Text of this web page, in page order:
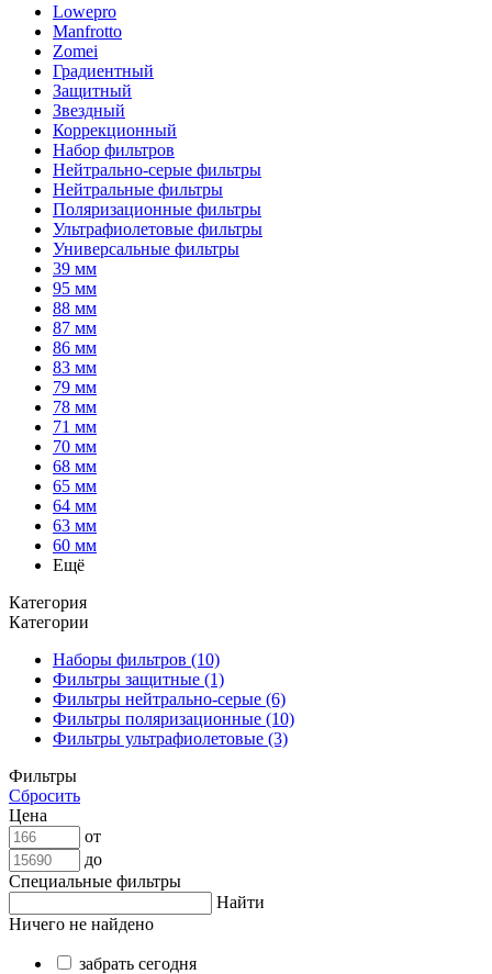
Lowepro
Manfrotto
Zomei
Градиентный
Защитный
Звездный
Коррекционный
Набор фильтров
Нейтрально-серые фильтры
Нейтральные фильтры
Поляризационные фильтры
Ультрафиолетовые фильтры
Универсальные фильтры
39 мм
95 мм
88 мм
87 мм
86 мм
83 мм
79 мм
78 мм
71 мм
70 мм
68 мм
65 мм
64 мм
63 мм
60 мм
Ещё
Категория
Категории
Наборы фильтров (10)
Фильтры защитные (1)
Фильтры нейтрально-серые (6)
Фильтры поляризационные (10)
Фильтры ультрафиолетовые (3)
Фильтры
Сбросить
Цена
от
до
Специальные фильтры
Найти
Ничего не найдено
забрать сегодня